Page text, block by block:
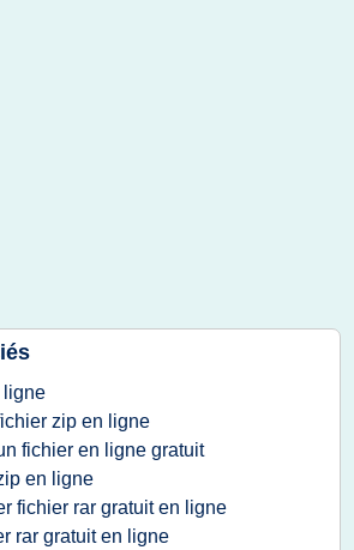
ligne
zip en ligne
fichier en ligne gratuit
en ligne
fichier rar gratuit en ligne
rar gratuit en ligne